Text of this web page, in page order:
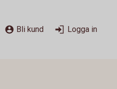
Bli kund Logga in